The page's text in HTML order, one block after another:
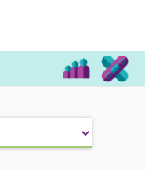
ensemble
Loisirs
en